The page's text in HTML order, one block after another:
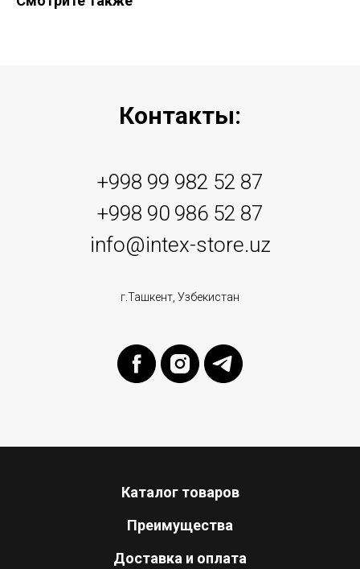
Контакты:
+998 99 982 52 87
+998 90 986 52 87
info@intex-store.uz
г.Ташкент, Узбекистан
Каталог товаров
Преимущества
Доставка и оплата